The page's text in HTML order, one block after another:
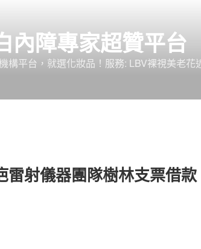
內障專家超贊平台
構平台，就選化妝品！服務: LBV裸視美老花
雷射儀器團隊樹林支票借款